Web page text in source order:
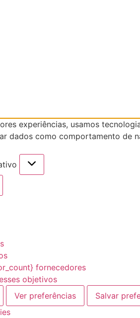
experiências, usamos
dados como comportamento de
fornecedores
objetivos
Ver preferências Salvar